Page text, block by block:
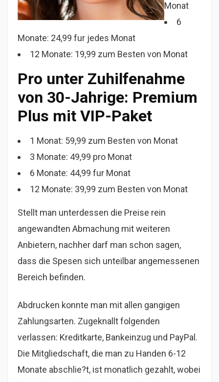
Monat
6
Monate: 24,99 fur jedes Monat
12 Monate: 19,99 zum Besten von Monat
Pro unter Zuhilfenahme
von 30-Jahrige: Premium
Plus mit VIP-Paket
1 Monat: 59,99 zum Besten von Monat
3 Monate: 49,99 pro Monat
6 Monate: 44,99 fur Monat
12 Monate: 39,99 zum Besten von Monat
Stellt man unterdessen die Preise rein
angewandten Abmachung mit weiteren
Anbietern, nachher darf man schon sagen,
dass die Spesen sich unteilbar angemessenen
Bereich befinden.
Abdrucken konnte man mit allen gangigen
Zahlungsarten. Zugeknallt folgenden
verlassen: Kreditkarte, Bankeinzug und PayPal.
Die Mitgliedschaft, die man zu Handen 6-12
Monate abschlie?t, ist monatlich gezahlt, wobei